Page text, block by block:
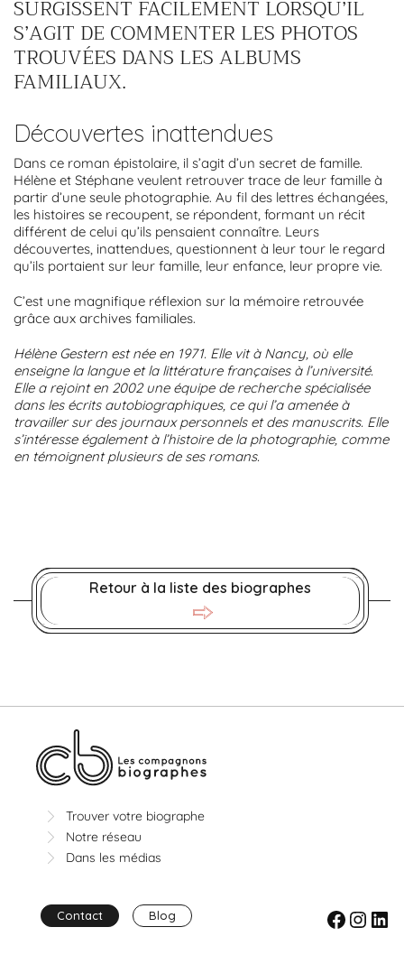
SURGISSENT FACILEMENT LORSQU’IL
S’AGIT DE COMMENTER LES PHOTOS
TROUVÉES DANS LES ALBUMS
FAMILIAUX.
Découvertes inattendues
Dans ce roman épistolaire, il s’agit d’un secret de famille.
Hélène et Stéphane veulent retrouver trace de leur famille à
partir d’une seule photographie. Au fil des lettres échangées,
les histoires se recoupent, se répondent, formant un récit
différent de celui qu’ils pensaient connaître. Leurs
découvertes, inattendues, questionnent à leur tour le regard
qu’ils portaient sur leur famille, leur enfance, leur propre vie.
C’est une magnifique réflexion sur la mémoire retrouvée
grâce aux archives familiales.
Hélène Gestern est née en 1971. Elle vit à Nancy, où elle
enseigne la langue et la littérature françaises à l’université.
Elle a rejoint en 2002 une équipe de recherche spécialisée
dans les écrits autobiographiques, ce qui l’a amenée à
travailler sur des journaux personnels et des manuscrits. Elle
s’intéresse également à l’histoire de la photographie, comme
en témoignent plusieurs de ses romans.
Retour à la liste des biographes
Trouver votre biographe
Notre réseau
Dans les médias
Contact Blog Facebook Instagram LinkedIn